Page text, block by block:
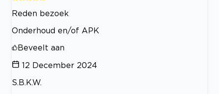
Reden bezoek
Onderhoud en/of APK
Beveelt aan
12 December 2024
S.B.K.W.